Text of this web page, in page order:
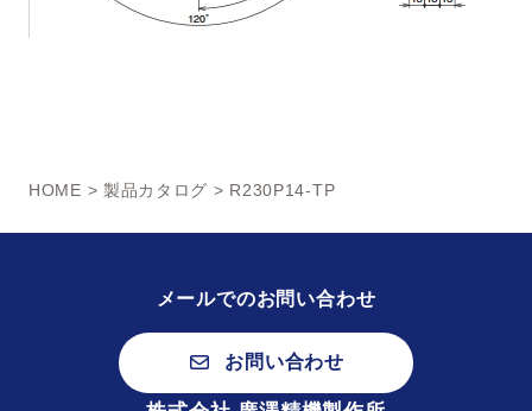
HOME > 製品カタログ > R230P14-TP
メールでのお問い合わせ
お問い合わせ